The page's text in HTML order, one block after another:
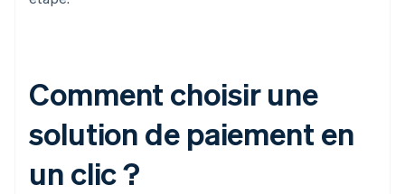
Comment choisir une
solution de paiement en
un clic ?